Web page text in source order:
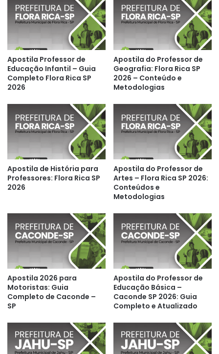
Apostila Professor de
Educação Infantil – Guia
Completo Flora Rica SP
2026
Apostila do Professor de
Geografia: Flora Rica SP
2026 – Conteúdo e
Metodologias
Apostila de História para
Professores: Flora Rica SP
2026
Apostila do Professor de
Artes – Flora Rica SP 2026:
Conteúdos e
Metodologias
Apostila 2026 para
Motoristas: Guia
Completo de Caconde –
SP
Apostila do Professor de
Educação Básica –
Caconde SP 2026: Guia
Completo e Atualizado